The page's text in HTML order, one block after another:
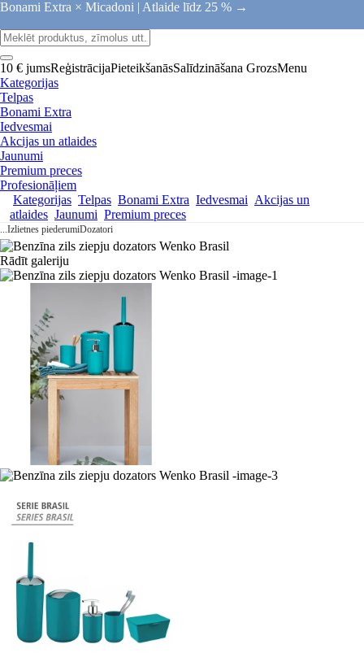
Bonami Extra × Micadoni | Atlaide līdz 25 % →
10 € jumsReģistrācijaPieteikšanāsSalīdzināšana GrozsMenu
Kategorijas
Telpas
Bonami Extra
Iedvesmai
Akcijas un atlaides
Jaunumi
Premium preces
Profesionāļiem
Kategorijas Telpas Bonami Extra Iedvesmai Akcijas un
atlaides Jaunumi Premium preces
...Izlietnes piederumiDozatori
Rādīt galeriju